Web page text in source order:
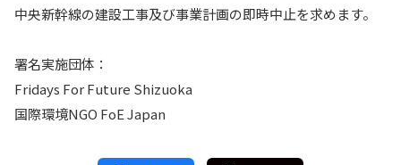
中央新幹線の建設工事及び事業計画の即時中止を求めます。
署名実施団体：
Fridays For Future Shizuoka
国際環境NGO FoE Japan